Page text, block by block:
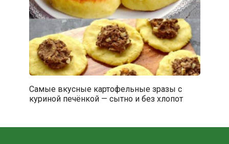
Самые вкусные картофельные зразы с
куриной печёнкой — сытно и без хлопот